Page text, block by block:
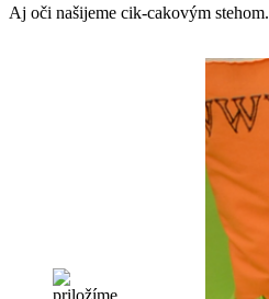
Aj oči našijeme cik-cakovým stehom.